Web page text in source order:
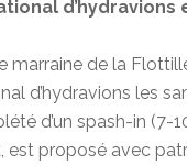
d’hydravions
marraine de la
d’hydravions les
d’un spash-in (7-
proposé avec